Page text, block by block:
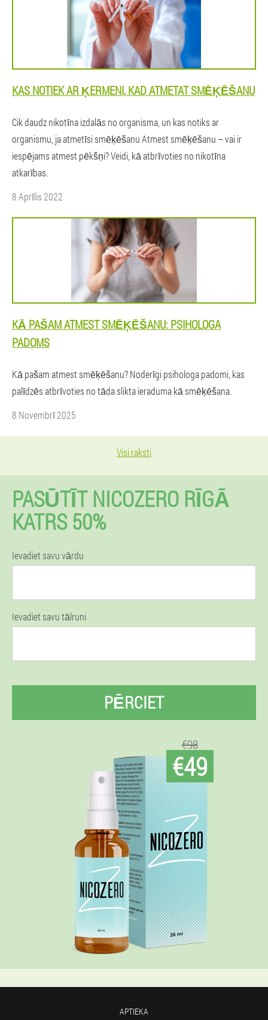
KAS NOTIEK AR ĶERMENI, KAD ATMETAT SMĒĶĒŠANU
Cik daudz nikotīna izdalās no organisma, un kas notiks ar
organismu, ja atmetīsi smēķēšanu Atmest smēķēšanu – vai ir
iespējams atmest pēkšņi? Veidi, kā atbrīvoties no nikotīna
atkarības.
8 Aprīlis 2022
KĀ PAŠAM ATMEST SMĒĶĒŠANU: PSIHOLOGA
PADOMS
Kā pašam atmest smēķēšanu? Noderīgi psihologa padomi, kas
palīdzēs atbrīvoties no tāda slikta ieraduma kā smēķēšana.
8 Novembrī 2025
Visi raksti
PASŪTĪT NICOZERO RĪGĀ
KATRS 50%
Ievadiet savu vārdu
Ievadiet savu tālruni
PĒRCIET
€98
€49
APTIEKA